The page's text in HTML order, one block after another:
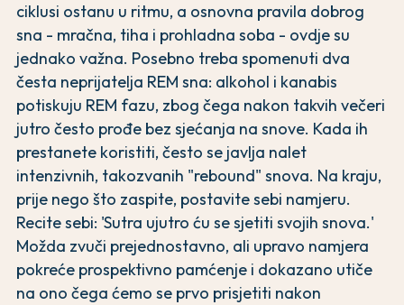
ciklusi ostanu u ritmu, a osnovna pravila dobrog
sna - mračna, tiha i prohladna soba - ovdje su
jednako važna. Posebno treba spomenuti dva
česta neprijatelja REM sna: alkohol i kanabis
potiskuju REM fazu, zbog čega nakon takvih večeri
jutro često prođe bez sjećanja na snove. Kada ih
prestanete koristiti, često se javlja nalet
intenzivnih, takozvanih "rebound" snova. Na kraju,
prije nego što zaspite, postavite sebi namjeru.
Recite sebi: 'Sutra ujutro ću se sjetiti svojih snova.'
Možda zvuči prejednostavno, ali upravo namjera
pokreće prospektivno pamćenje i dokazano utiče
na ono čega ćemo se prvo prisjetiti nakon